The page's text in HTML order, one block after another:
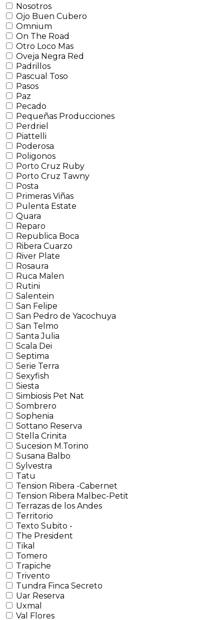
Nosotros
Ojo Buen Cubero
Omnium
On The Road
Otro Loco Mas
Oveja Negra Red
Padrillos
Pascual Toso
Pasos
Paz
Pecado
Pequeñas Producciones
Perdriel
Piattelli
Poderosa
Poligonos
Porto Cruz Ruby
Porto Cruz Tawny
Posta
Primeras Viñas
Pulenta Estate
Quara
Reparo
Republica Boca
Ribera Cuarzo
River Plate
Rosaura
Ruca Malen
Rutini
Salentein
San Felipe
San Pedro de Yacochuya
San Telmo
Santa Julia
Scala Dei
Septima
Serie Terra
Sexyfish
Siesta
Simbiosis Pet Nat
Sombrero
Sophenia
Sottano Reserva
Stella Crinita
Sucesion M.Torino
Susana Balbo
Sylvestra
Tatu
Tension Ribera -Cabernet
Tension Ribera Malbec-Petit
Terrazas de los Andes
Territorio
Texto Subito -
The President
Tikal
Tomero
Trapiche
Trivento
Tundra Finca Secreto
Uar Reserva
Uxmal
Val Flores